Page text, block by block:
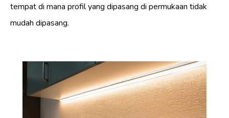
tempat di mana profil yang dipasang di permukaan tidak
mudah dipasang.